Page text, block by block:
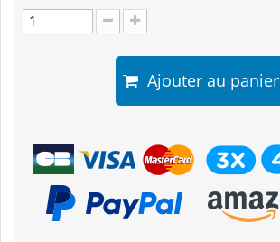
Ajouter au panier